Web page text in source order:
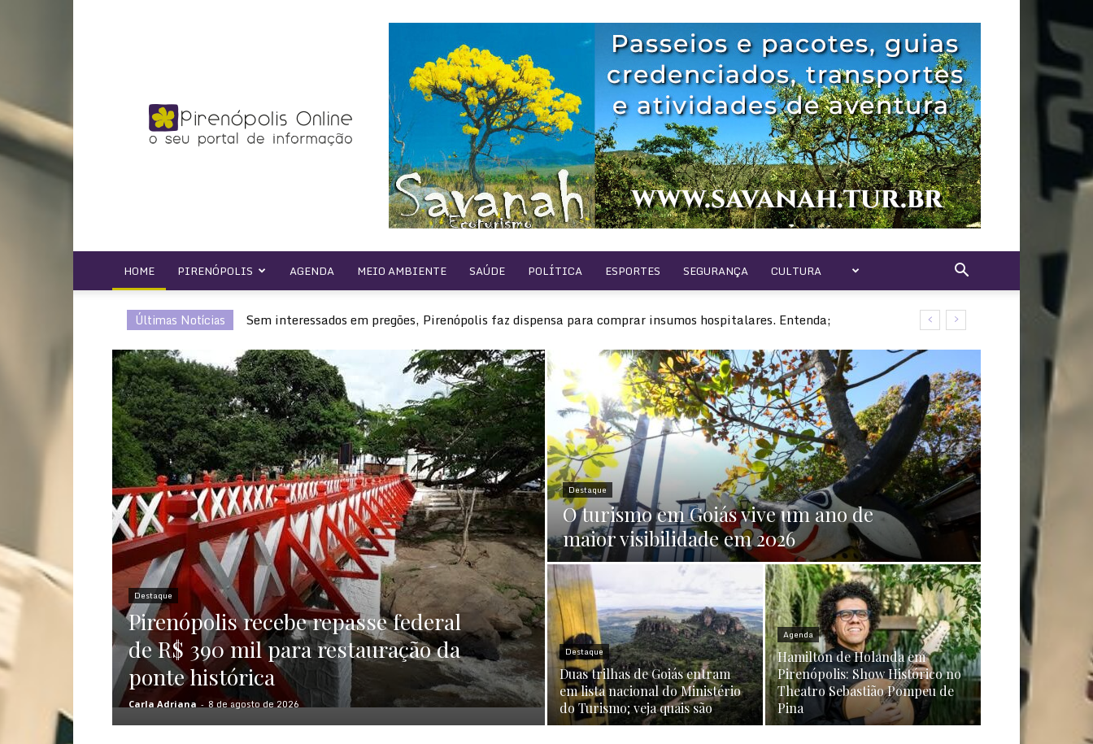
Online
HOME PIRENÓPOLIS AGENDA MEIO AMBIENTE SAÚDE POLÍTICA ESPORTES SEGURANÇA CULTURA
Últimas Notícias Sem interessados em pregões, Pirenópolis faz dispensa para comprar insumos hospitalares. Entenda;
Destaque
Pirenópolis recebe repasse federal
de R$ 390 mil para restauração da
ponte histórica
Carla Adriana - 8 de agosto de 2026
Destaque
O turismo em Goiás vive um ano de
maior visibilidade em 2026
Destaque
Duas trilhas de Goiás entram
em lista nacional do Ministério
do Turismo; veja quais são
Agenda
Hamilton de Holanda em
Pirenópolis: Show Histórico no
Theatro Sebastião Pompeu de
Pina